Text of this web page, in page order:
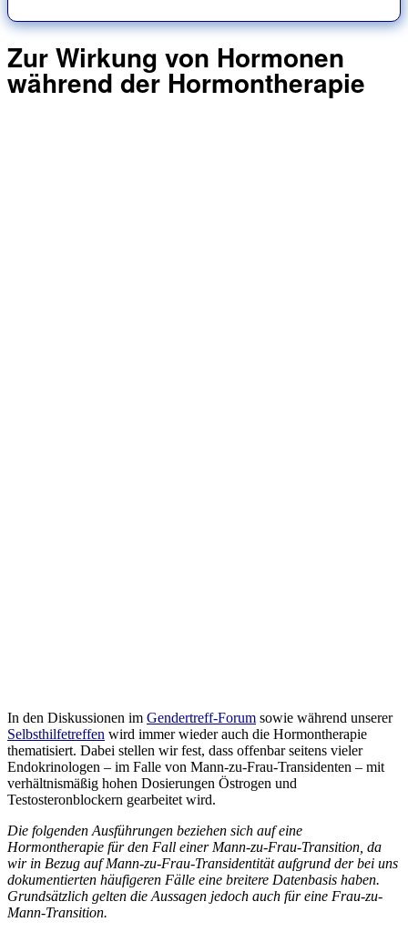
Zur Wirkung von Hormonen
während der Hormontherapie
In den Diskussionen im Gendertreff-Forum sowie während unserer
Selbsthilfetreffen wird immer wieder auch die Hormontherapie
thematisiert. Dabei stellen wir fest, dass offenbar seitens vieler
Endokrinologen – im Falle von Mann-zu-Frau-Transidenten – mit
verhältnismäßig hohen Dosierungen Östrogen und
Testosteronblockern gearbeitet wird.
Die folgenden Ausführungen beziehen sich auf eine
Hormontherapie für den Fall einer Mann-zu-Frau-Transition, da
wir in Bezug auf Mann-zu-Frau-Transidentität aufgrund der bei uns
dokumentierten häufigeren Fälle eine breitere Datenbasis haben.
Grundsätzlich gelten die Aussagen jedoch auch für eine Frau-zu-
Mann-Transition.